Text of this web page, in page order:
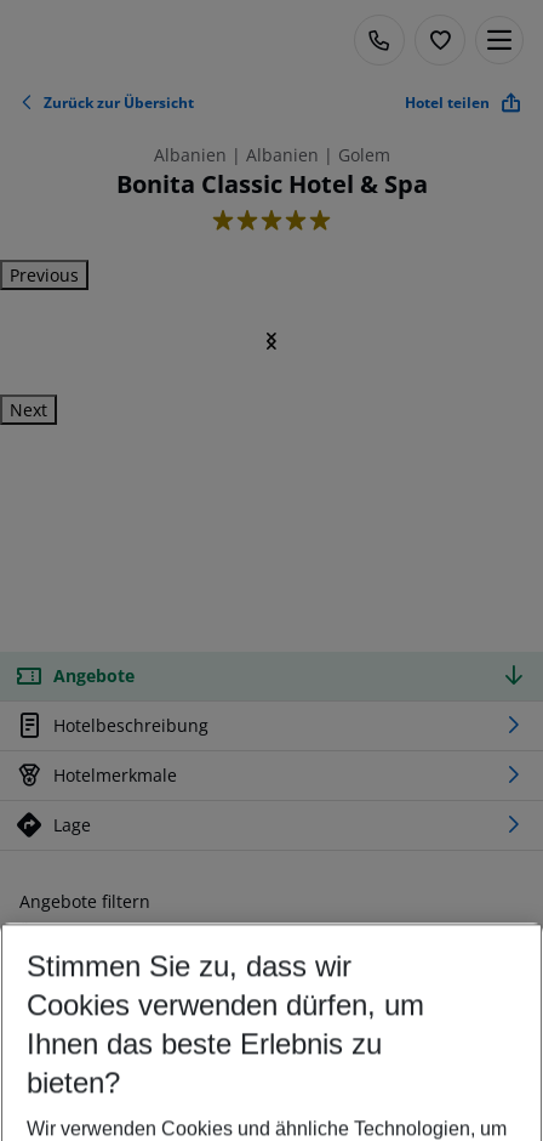
Zurück zur Übersicht Hotel teilen
Albanien | Albanien | Golem
Bonita Classic Hotel & Spa
5
Previous
Next
Angebote
Hotelbeschreibung
Hotelmerkmale
Lage
Angebote filtern
Ändern Sie Ihre Kriterien nach Ihren Wünschen
Abflughafen wählen
Beliebiger Abflughafen
Reisezeitraum wählen
10.08.26– 08.08.27 5-8 Nächte
2 Erwachsene Keine Kinder
Stimmen Sie zu, dass wir
Cookies verwenden dürfen, um
Ihnen das beste Erlebnis zu
bieten?
Wir verwenden Cookies und ähnliche Technologien, um